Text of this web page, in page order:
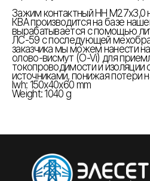
Зажим контактный НН М27х3,0
КВА производится на базе
вырабатывается с помощью
ЛС-59 с последующей
заказчика мы можем нанести
олово-висмут (O-Vi) для
токопроводимости и изоляции
источниками, понижая потери
lwh: 150x40x60 mm
Weight: 1040 g